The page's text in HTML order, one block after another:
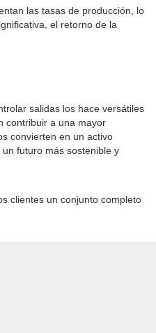
las tasas de producción, lo
el retorno de la
salidas los hace versátiles
contribuir a una mayor
convierten en un activo
futuro más sostenible y
clientes un conjunto completo